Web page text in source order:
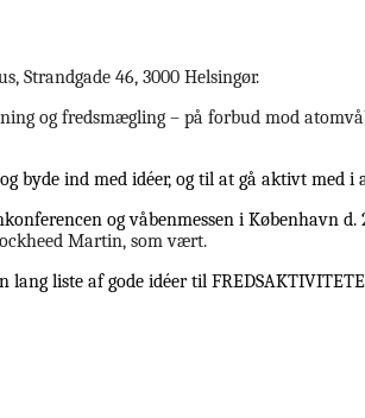
Strandgade 46, 3000 Helsingør.
og fredsmægling – på forbud mod
byde ind med idéer, og til at gå aktivt med i
og våbenmessen i København d.
Martin, som vært.
liste af gode idéer til